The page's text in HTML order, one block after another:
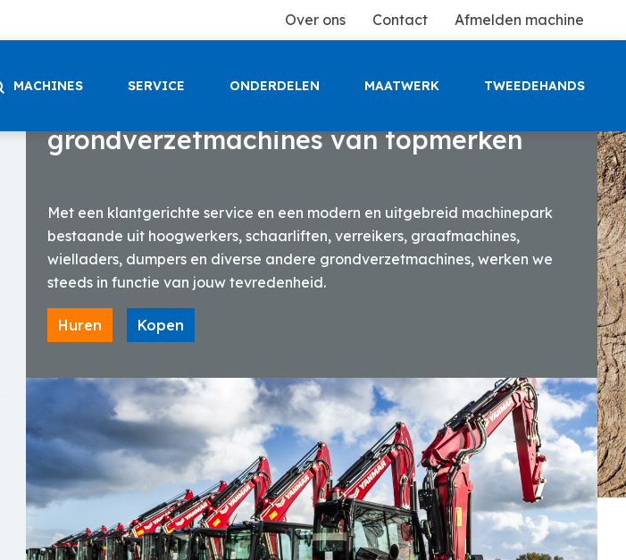
Over ons Contact Afmelden machine
MACHINES SERVICE ONDERDELEN MAATWERK TWEEDEHANDS
grondverzetmachines van topmerken
Met een klantgerichte service en een modern en uitgebreid machinepark
bestaande uit hoogwerkers, schaarliften, verreikers, graafmachines,
wielladers, dumpers en diverse andere grondverzetmachines, werken we
steeds in functie van jouw tevredenheid.
Huren Kopen